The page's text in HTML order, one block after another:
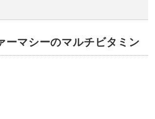
ーマシーのマルチビタミン